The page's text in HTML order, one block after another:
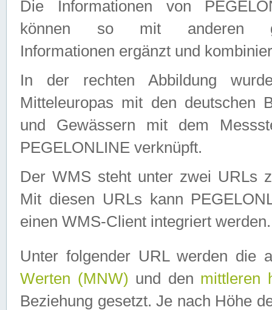
Die Informationen von
können so mit anderen
Informationen ergänzt und
In der rechten Abbildung
Mitteleuropas mit den deutschen
und Gewässern mit dem
PEGELONLINE verknüpft.
Der WMS steht unter zwei URLs
Mit diesen URLs kann
einen WMS-Client integriert werden.
Unter folgender URL werden die
Werten (MNW) und den mittleren
Beziehung gesetzt. Je nach Höhe